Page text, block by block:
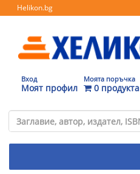
Helikon.bg
Вход
Моят профил
Моята поръчка
0 продукта